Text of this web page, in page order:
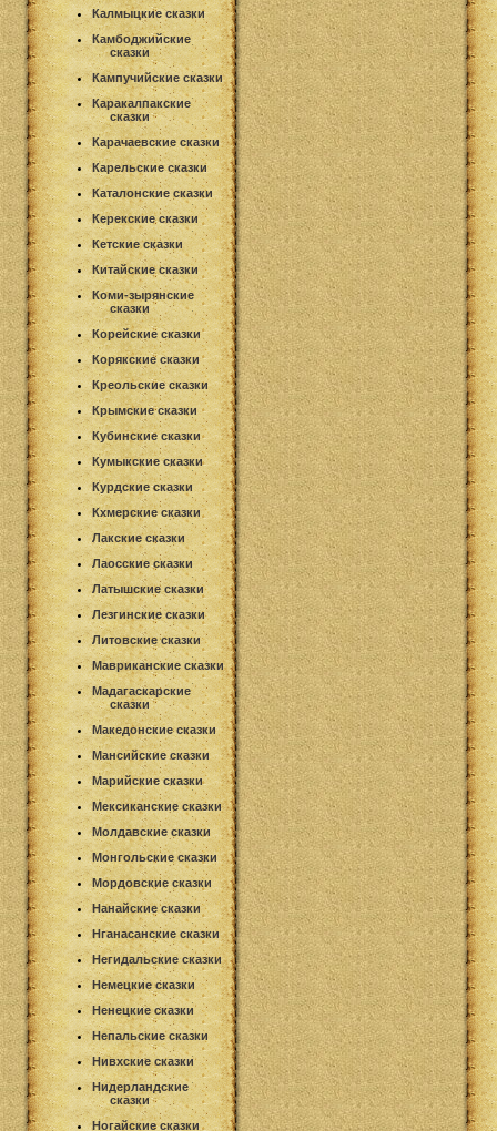
Калмыцкие сказки
Камбоджийские
сказки
Кампучийские сказки
Каракалпакские
сказки
Карачаевские сказки
Карельские сказки
Каталонские сказки
Керекские сказки
Кетские сказки
Китайские сказки
Коми-зырянские
сказки
Корейские сказки
Корякские сказки
Креольские сказки
Крымские сказки
Кубинские сказки
Кумыкские сказки
Курдские сказки
Кхмерские сказки
Лакские сказки
Лаосские сказки
Латышские сказки
Лезгинские сказки
Литовские сказки
Мавриканские сказки
Мадагаскарские
сказки
Македонские сказки
Мансийские сказки
Марийские сказки
Мексиканские сказки
Молдавские сказки
Монгольские сказки
Мордовские сказки
Нанайские сказки
Нганасанские сказки
Негидальские сказки
Немецкие сказки
Ненецкие сказки
Непальские сказки
Нивхские сказки
Нидерландские
сказки
Ногайские сказки